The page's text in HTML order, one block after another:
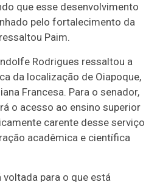
que esse desenvolvimento
pelo fortalecimento da
Paim.
Rodrigues ressaltou a
da localização de Oiapoque,
Francesa. Para o senador,
o acesso ao ensino superior
carente desse serviço
acadêmica e científica
para o que está